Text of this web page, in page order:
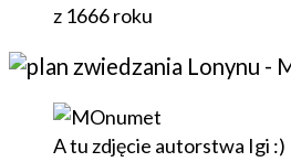
z 1666 roku
A tu zdjęcie autorstwa Igi :)